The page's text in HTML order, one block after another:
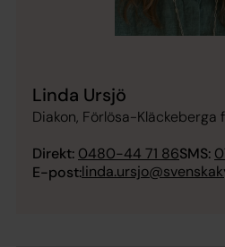
Linda Ursjö
Diakon, Förlösa-Kläckeberga
Direkt: 0480-44 71 86SMS:
E-post: